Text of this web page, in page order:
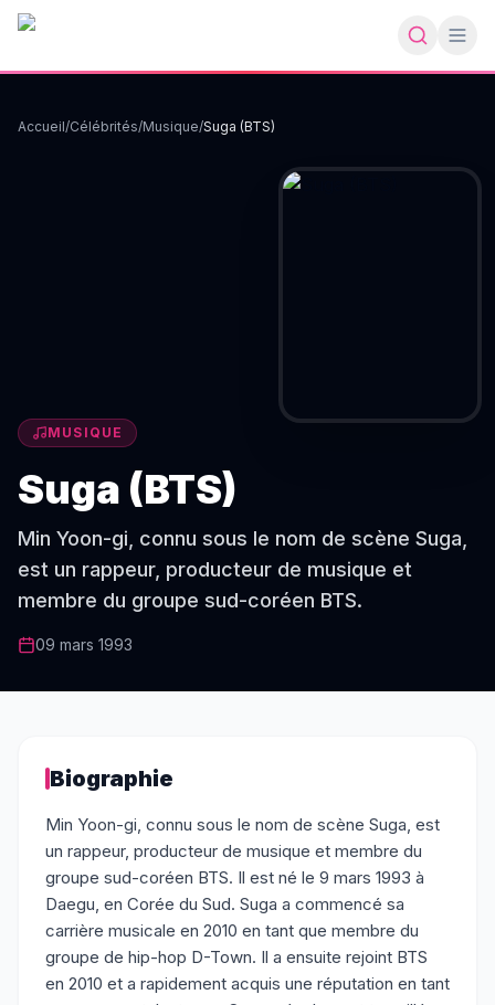
Accueil/Célébrités/Musique/Suga (BTS)
MUSIQUE
Suga (BTS)
Min Yoon-gi, connu sous le nom de scène Suga,
est un rappeur, producteur de musique et
membre du groupe sud-coréen BTS.
09 mars 1993
Biographie
Min Yoon-gi, connu sous le nom de scène Suga, est
un rappeur, producteur de musique et membre du
groupe sud-coréen BTS. Il est né le 9 mars 1993 à
Daegu, en Corée du Sud. Suga a commencé sa
carrière musicale en 2010 en tant que membre du
groupe de hip-hop D-Town. Il a ensuite rejoint BTS
en 2010 et a rapidement acquis une réputation en tant